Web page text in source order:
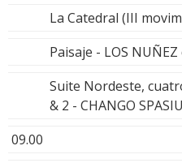
La Catedral (III
Paisaje - LOS
Suite Nordeste,
& 2 - CHANGO
09.00